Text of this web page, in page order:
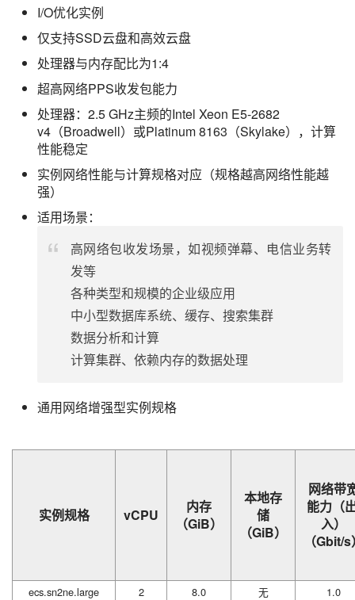
I/O优化实例
仅支持SSD云盘和高效云盘
处理器与内存配比为1:4
超高网络PPS收发包能力
处理器：2.5 GHz主频的Intel Xeon E5-2682
v4（Broadwell）或Platinum 8163（Skylake），计算
性能稳定
实例网络性能与计算规格对应（规格越高网络性能越
强）
适用场景：
高网络包收发场景，如视频弹幕、电信业务转
发等
各种类型和规模的企业级应用
中小型数据库系统、缓存、搜索集群
数据分析和计算
计算集群、依赖内存的数据处理
通用网络增强型实例规格
实例规格 vCPU
内存
（GiB）
本地存
储
（GiB）
网络带
能力（
入）
（Gbit/
ecs.sn2ne.large 2 8.0 无
1.0